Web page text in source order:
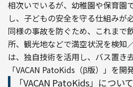
相次いでいるが、幼稚園や保育園
し、子どもの安全を守る仕組みが
同様の事故を防ぐため、これまで
所、観光地などで満空状況を検知
は、独自技術を活用し、バス置き
「VACAN PatoKids（β版）」を開
「VACAN PatoKids」について